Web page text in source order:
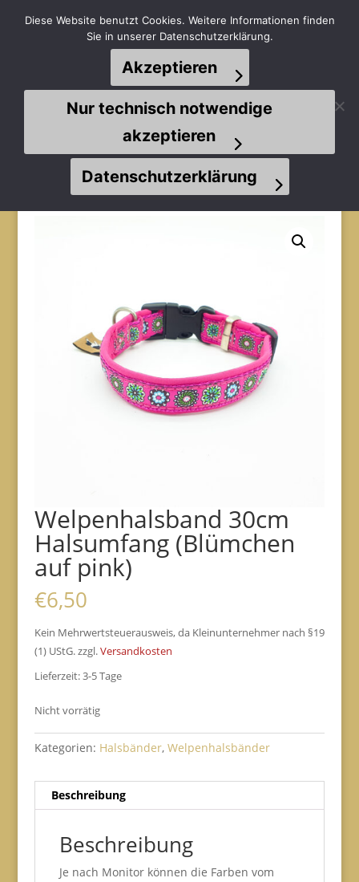
Seite wählen
Halsbänder/Welpenhalsbänder/ Welpenhalsband
30cm Halsumfang (Blümchen auf pink)
Welpenhalsband 30cm
Halsumfang (Blümchen
auf pink)
€6,50
Kein Mehrwertsteuerausweis, da Kleinunternehmer nach §19
(1) UStG. zzgl.Versandkosten
Lieferzeit:3-5 Tage
Nicht vorrätig
Kategorien: Halsbänder, Welpenhalsbänder
Beschreibung
Beschreibung
Je nach Monitor können die Farben vom
Diese Website benutzt Cookies. Weitere Informationen finden
Sie in unserer Datenschutzerklärung.
Akzeptieren
Nur technisch notwendige
akzeptieren
Datenschutzerklärung